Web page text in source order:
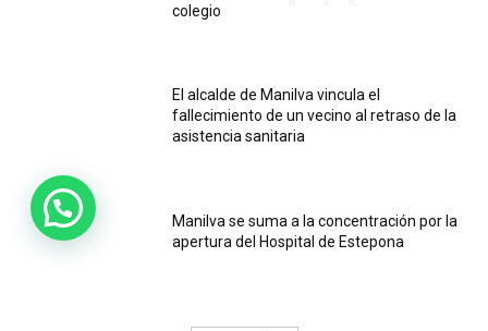
colegio
El alcalde de Manilva vincula el
fallecimiento de un vecino al retraso de la
asistencia sanitaria
Manilva se suma a la concentración por la
apertura del Hospital de Estepona